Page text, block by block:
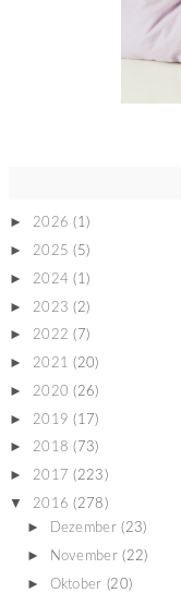
► 2026 (1)
► 2025 (5)
► 2024 (1)
► 2023 (2)
► 2022 (7)
► 2021 (20)
► 2020 (26)
► 2019 (17)
► 2018 (73)
► 2017 (223)
▼ 2016 (278)
► Dezember (23)
► November (22)
► Oktober (20)